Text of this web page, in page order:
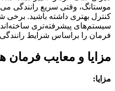
موستانگ، وقتی سریع رانندگی
کنترل بهتری داشته باشید.
سیستم‌های پیشرفته‌تری
فرمان را براساس شرایط رانندگی
مزایا و معایب فرمان
مزایا: